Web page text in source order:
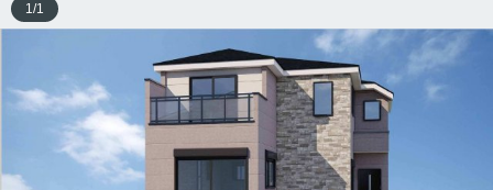
1/1